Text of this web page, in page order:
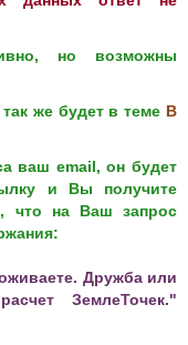
но возможны
же будет в теме В
ваш email, он будет
и Вы получите
что на Ваш запрос
Дружба или
ЗемлеТочек."